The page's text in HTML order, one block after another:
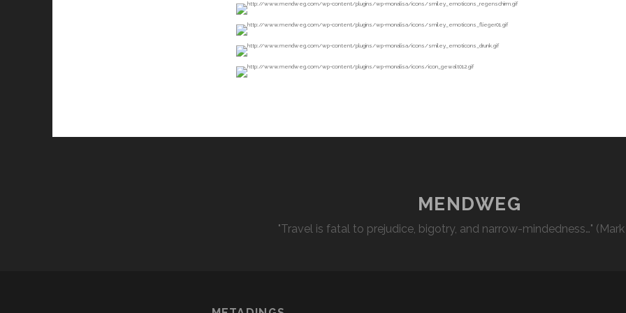
MENDWEG
"Travel is fatal to prejudice, bigotry, and narrow-mindedness…"